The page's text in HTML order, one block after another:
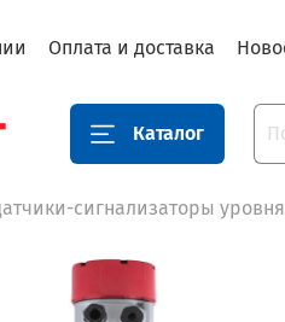
Оплата и доставка
Каталог
сигнализаторы